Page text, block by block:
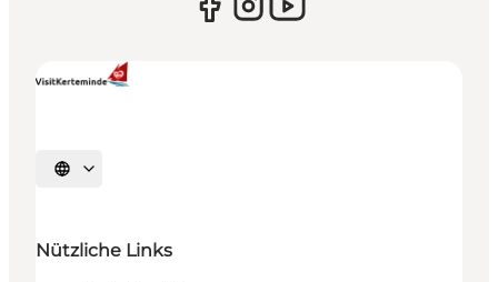
Sprache auswählen
Nützliche Links